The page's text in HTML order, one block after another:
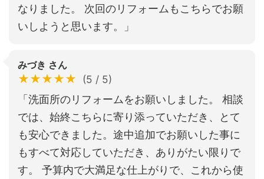
なりました。 次回のリフォームもこちらでお願
いしようと思います。」
みづき さん
★★★★★
(5 / 5)
「洗面所のリフォームをお願いしました。 相談
では、始終こちらに寄り添っていただき、とて
も安心できました。途中追加でお願いした事に
もすべて対応していただき、ありがたい限りで
す。 予算内で大満足な仕上がりで、これから使